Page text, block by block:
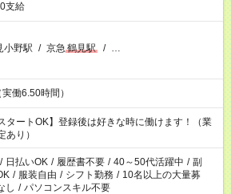
支給
小野駅 / 京急 鶴見駅 / …
働6.50時間）
タートOK】登録後は好きな時に働けます！（業
あり）
/ 日払いOK / 履歴書不要 / 40～50代活躍中 / 副
/ 服装自由 / シフト勤務 / 10名以上の大量募
し / パソコンスキル不要